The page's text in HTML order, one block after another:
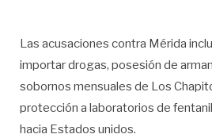
Las acusaciones contra Mérida
importar drogas, posesión de
sobornos mensuales de Los
protección a laboratorios de
hacia Estados unidos.